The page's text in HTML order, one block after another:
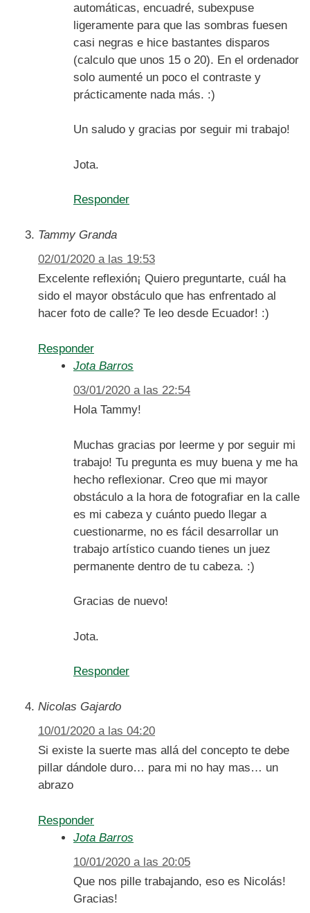
automáticas, encuadré, subexpuse
ligeramente para que las sombras fuesen
casi negras e hice bastantes disparos
(calculo que unos 15 o 20). En el ordenador
solo aumenté un poco el contraste y
prácticamente nada más. :)
Un saludo y gracias por seguir mi trabajo!
Jota.
Responder
Tammy Granda
02/01/2020 a las 19:53
Excelente reflexión¡ Quiero preguntarte, cuál ha
sido el mayor obstáculo que has enfrentado al
hacer foto de calle? Te leo desde Ecuador! :)
Responder
Jota Barros
03/01/2020 a las 22:54
Hola Tammy!
Muchas gracias por leerme y por seguir mi
trabajo! Tu pregunta es muy buena y me ha
hecho reflexionar. Creo que mi mayor
obstáculo a la hora de fotografiar en la calle
es mi cabeza y cuánto puedo llegar a
cuestionarme, no es fácil desarrollar un
trabajo artístico cuando tienes un juez
permanente dentro de tu cabeza. :)
Gracias de nuevo!
Jota.
Responder
Nicolas Gajardo
10/01/2020 a las 04:20
Si existe la suerte mas allá del concepto te debe
pillar dándole duro… para mi no hay mas… un
abrazo
Responder
Jota Barros
10/01/2020 a las 20:05
Que nos pille trabajando, eso es Nicolás!
Gracias!